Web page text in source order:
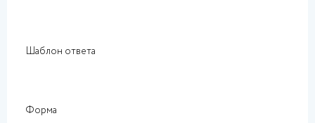
Шаблон ответа
Форма